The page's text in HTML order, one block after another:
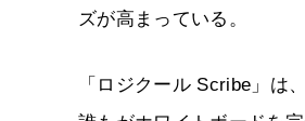
ズが高まっている。
「ロジクール Scribe」は